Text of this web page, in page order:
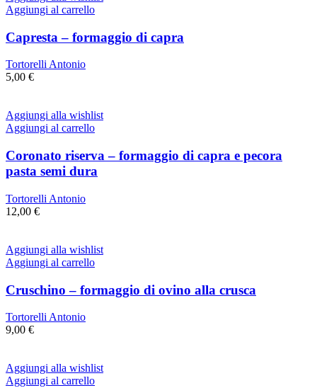
Aggiungi al carrello
Capresta – formaggio di capra
Tortorelli Antonio
5,00 €
Aggiungi alla wishlist
Aggiungi al carrello
Coronato riserva – formaggio di capra e pecora
pasta semi dura
Tortorelli Antonio
12,00 €
Aggiungi alla wishlist
Aggiungi al carrello
Cruschino – formaggio di ovino alla crusca
Tortorelli Antonio
9,00 €
Aggiungi alla wishlist
Aggiungi al carrello